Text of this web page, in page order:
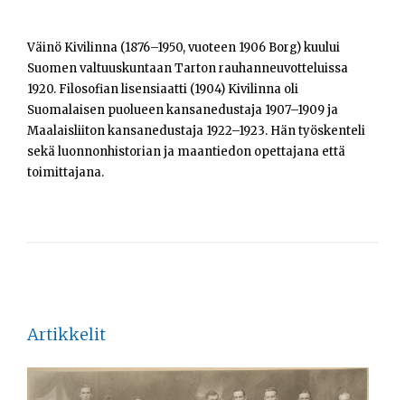
Väinö Kivilinna (1876–1950, vuoteen 1906 Borg) kuului
Suomen valtuuskuntaan Tarton rauhanneuvotteluissa
1920. Filosofian lisensiaatti (1904) Kivilinna oli
Suomalaisen puolueen kansanedustaja 1907–1909 ja
Maalaisliiton kansanedustaja 1922–1923. Hän työskenteli
sekä luonnonhistorian ja maantiedon opettajana että
toimittajana.
Artikkelit